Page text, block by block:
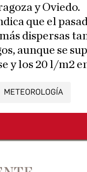
y Oviedo.
que el
dispersas
aunque se
y los 20 l/m2
METEOROLOGÍA